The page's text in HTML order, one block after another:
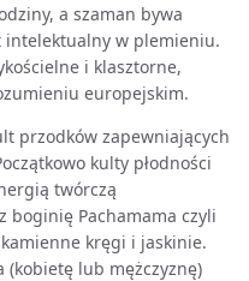
a szaman bywa
intelektualny w plemieniu.
i klasztorne,
europejskim.
przodków zapewniających
kulty płodności
twórczą
boginię Pachamama czyli
kręgi i jaskinie.
(kobietę lub mężczyznę)